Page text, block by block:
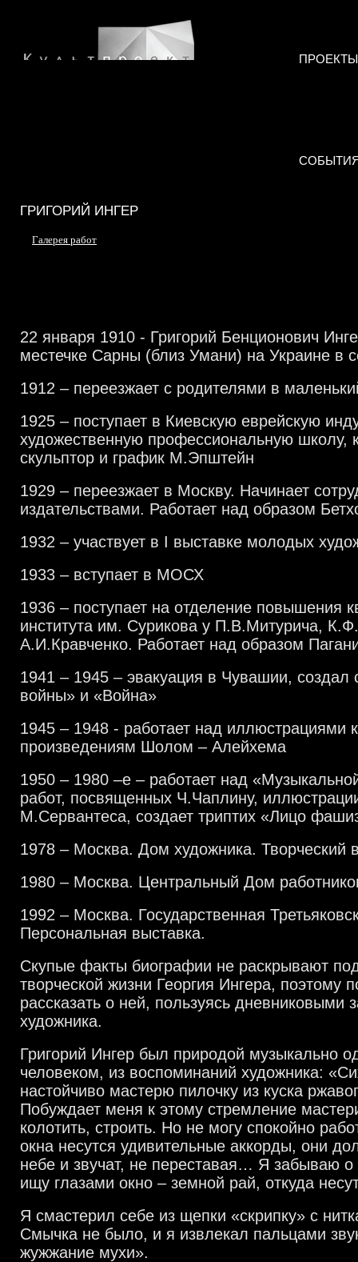
ПРОЕКТЫ
ГРИГОРИЙ ИНГЕР
Галерея работ
22 января 1910 - Григорий Бенционович
местечке Сарны (близ Умани) на Украине в
1912 – переезжает с родителями в
1925 – поступает в Киевскую еврейскую
художественную профессиональную школу,
скульптор и график М.Эпштейн
1929 – переезжает в Москву. Начинает
издательствами. Работает над образом
1932 – участвует в I выставке молодых
1933 – вступает в МОСХ
1936 – поступает на отделение повышения
института им. Сурикова у П.В.Митурича,
А.И.Кравченко. Работает над образом
1941 – 1945 – эвакуация в Чувашии, создал
войны» и «Война»
1945 – 1948 - работает над иллюстрациями
произведениям Шолом – Алейхема
1950 – 1980 –е – работает над
работ, посвященных Ч.Чаплину,
М.Сервантеса, создает триптих «Лицо
1978 – Москва. Дом художника. Творческий
1980 – Москва. Центральный Дом
1992 – Москва. Государственная
Персональная выставка.
Скупые факты биографии не раскрывают
творческой жизни Георгия Ингера, поэтому
рассказать о ней, пользуясь дневниковыми
художника.
Григорий Ингер был природой музыкально
человеком, из воспоминаний художника:
настойчиво мастерю пилочку из куска
Побуждает меня к этому стремление
колотить, строить. Но не могу спокойно
окна несутся удивительные аккорды, они
небе и звучат, не переставая… Я забываю о
ищу глазами окно – земной рай, откуда
Я смастерил себе из щепки «скрипку» с
Смычка не было, и я извлекал пальцами
жужжание мухи».